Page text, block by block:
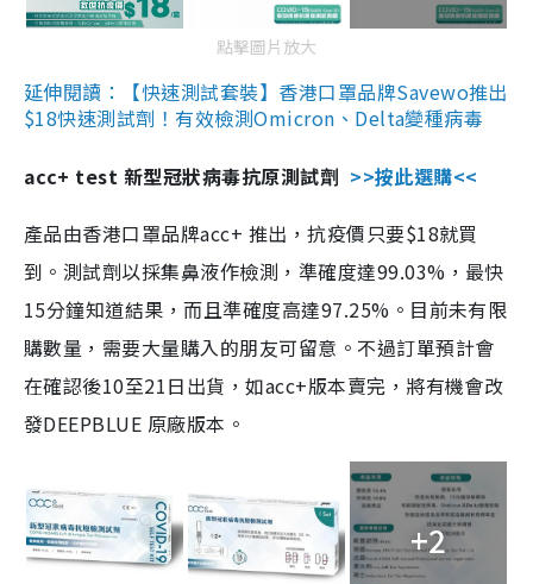
點擊圖片放大
延伸閱讀：【快速測試套裝】香港口罩品牌Savewo推出
$18快速測試劑！有效檢測Omicron、Delta變種病毒
acc+ test 新型冠狀病毒抗原測試劑 >>按此選購<<
產品由香港口罩品牌acc+ 推出，抗疫價只要$18就買
到。測試劑以採集鼻液作檢測，準確度達99.03%，最快
15分鐘知道結果，而且準確度高達97.25%。目前未有限
購數量，需要大量購入的朋友可留意。不過訂單預計會
在確認後10至21日出貨，如acc+版本賣完，將有機會改
發DEEPBLUE 原廠版本。
+2